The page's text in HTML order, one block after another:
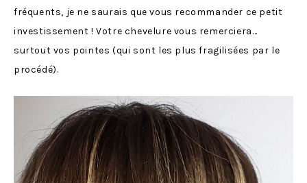
fréquents, je ne saurais que vous recommander ce petit
investissement ! Votre chevelure vous remerciera…
surtout vos pointes (qui sont les plus fragilisées par le
procédé).